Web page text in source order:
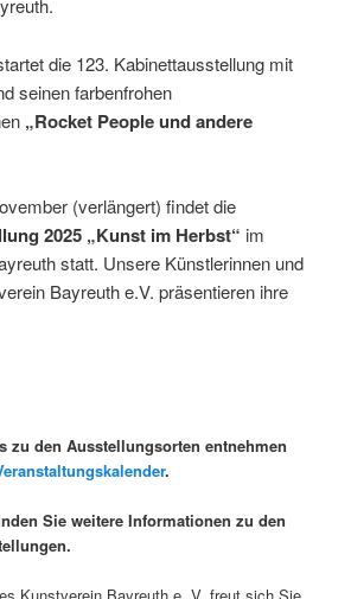
die 123. Kabinettausstellung mit
seinen farbenfrohen
„Rocket People und andere
(verlängert) findet die
2025 „Kunst im Herbst“ im
statt. Unsere Künstlerinnen und
Bayreuth e.V. präsentieren ihre
zu den Ausstellungsorten entnehmen
.
Sie weitere Informationen zu den